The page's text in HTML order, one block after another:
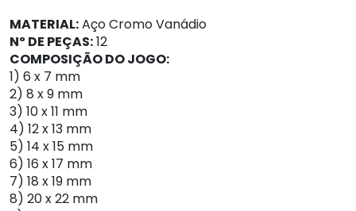
MATERIAL:Aço Cromo Vanádio
Nº DE PEÇAS:12
COMPOSIÇÃO DO JOGO:
1) 6 x 7 mm
2) 8 x 9 mm
3) 10 x 11 mm
4) 12 x 13 mm
5) 14 x 15 mm
6) 16 x 17 mm
7) 18 x 19 mm
8) 20 x 22 mm